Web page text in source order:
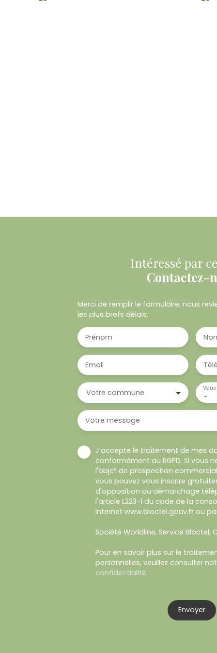
Intéressé par
Contactez-
Merci de remplir le formulaire, nous
les plus brefs délais.
Prénom
Email
Votre commune -
Vous
Votre message
J'accepte le traitement de mes
conformément au RGPD. Si vous
l'objet de prospection
vous pouvez vous inscrire
d'opposition au démarchage
l'article L223-1 du code de la
Internet www.bloctel.gouv.fr ou
Société Worldline, Service Bloctel, CS
Pour en savoir plus sur le
personnelles, veuillez consulter
confidentialité.
Envoyer